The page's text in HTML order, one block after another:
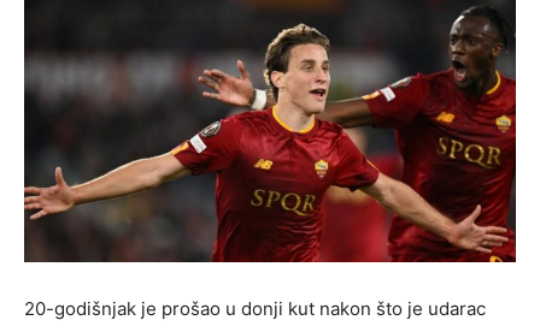
20-godišnjak je prošao u donji kut nakon što je udarac